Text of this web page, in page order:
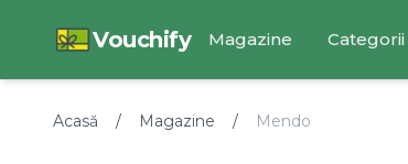
Vouchify Magazine Categorii
Acasă / Magazine / Mendo